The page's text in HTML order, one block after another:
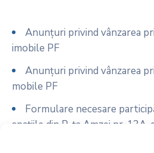
Anunțuri privind vânzarea
imobile PF
Anunțuri privind vânzarea
mobile PF
Formulare necesare
spațiile din P-ța Amzei nr. 13A,